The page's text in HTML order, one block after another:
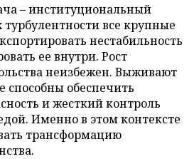
– институциональный
турбулентности все крупные
нестабильность
ее внутри. Рост
неизбежен. Выживают
обеспечить
и жесткий контроль
Именно в этом контексте
трансформацию